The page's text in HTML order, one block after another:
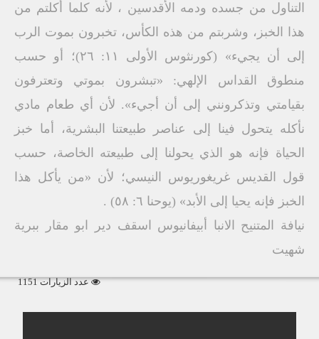
التناول من جسده ودمه الأقدسين ، لأنه كلما أكلتم من
هذا الخبز، وشربتم من هذه الكأس، تخبرون بموت الرب
إلى أن يجيء» (كورنثوس الأولى ١١: ٢٦)؛ أو حسب
منطوق القداس الإلهي: «تبشرون بموتي وتعترفون
بقيامتي وتذكرونني إلى أن أجيء». لأن أي طعام مادي
نأكله يتحول فينا إلى عناصر طبيعتنا البشرية، أما خبز
الحياة فإنه هو الذي يحولنا إلى طبيعته الخاصة، حسب
قول القديس غريغوريوس النيسي؛ لأن «من يأكل هذا
الخبز فإنه يحيا إلى الأبد» (يوحنا ٦: ٥٨) .
نيافة المتنيح الانبا أبيفانيوس اسقف دير ابو مقار ببرية
شهيت
عدد الزيارات 1151